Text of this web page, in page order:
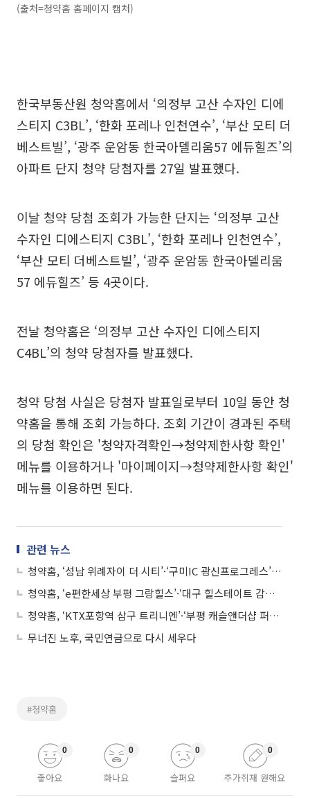
(출처=청약홈 홈페이지 캡처)
한국부동산원 청약홈에서 ‘의정부 고산 수자인 디에
스티지 C3BL’, ‘한화 포레나 인천연수’, ‘부산 모티 더
베스트빌’, ‘광주 운암동 한국아델리움57 에듀힐즈’의
아파트 단지 청약 당첨자를 27일 발표했다.
이날 청약 당첨 조회가 가능한 단지는 ‘의정부 고산
수자인 디에스티지 C3BL’, ‘한화 포레나 인천연수’,
‘부산 모티 더베스트빌’, ‘광주 운암동 한국아델리움
57 에듀힐즈’ 등 4곳이다.
전날 청약홈은 ‘의정부 고산 수자인 디에스티지
C4BL’의 청약 당첨자를 발표했다.
청약 당첨 사실은 당첨자 발표일로부터 10일 동안 청
약홈을 통해 조회 가능하다. 조회 기간이 경과된 주택
의 당첨 확인은 '청약자격확인→청약제한사항 확인'
메뉴를 이용하거나 '마이페이지→청약제한사항 확인'
메뉴를 이용하면 된다.
관련 뉴스
청약홈, ‘성남 위례자이 더 시티’·‘구미IC 광신프로그레스’ 등 아파트 청약 당첨자 발표
청약홈, ‘e편한세상 부평 그랑힐스’·‘대구 힐스테이트 감삼 센트럴’ 등 아파트 청약 당첨자 발표
청약홈, ‘KTX포항역 삼구 트리니엔’·‘부평 캐슬앤더샵 퍼스트’ 등 아파트 청약 당첨자 발표
무너진 노후, 국민연금으로 다시 세우다
#청약홈
좋아요
0
화나요
0
슬퍼요
0
추가취재 원해요
0